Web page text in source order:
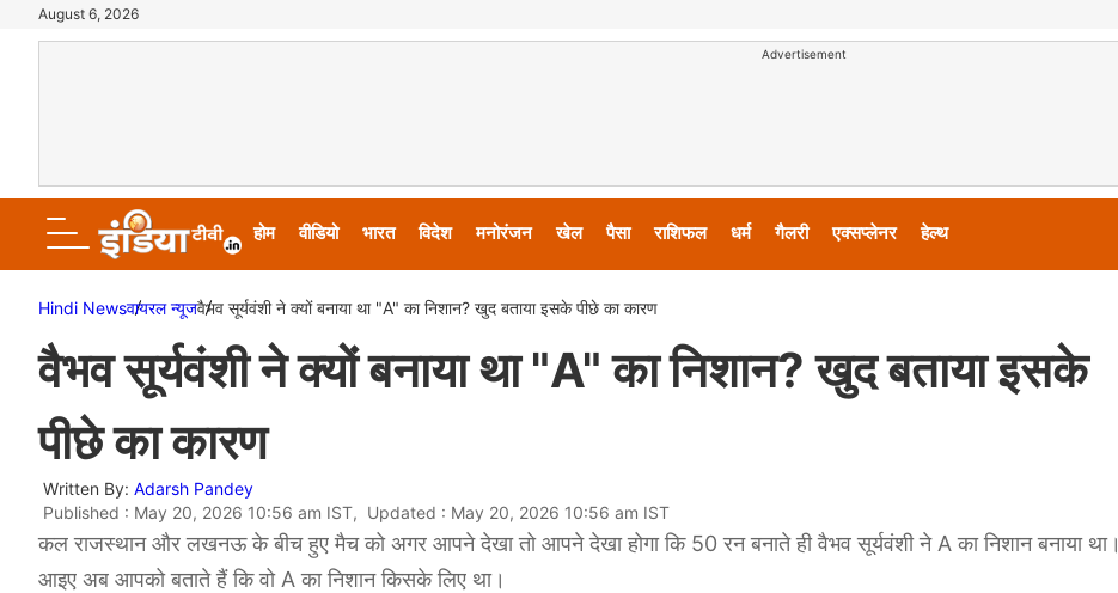
August 6, 2026
Advertisement
होम वीडियो भारत विदेश मनोरंजन खेल पैसा राशिफल धर्म गैलरी एक्सप्लेनर हेल्थ
Hindi Newsवायरल न्‍यूजवैभव सूर्यवंशी ने क्यों बनाया था "A" का निशान? खुद बताया इसके पीछे का कारण
वैभव सूर्यवंशी ने क्यों बनाया था "A" का निशान? खुद बताया इसके
पीछे का कारण
Written By: Adarsh Pandey
Published : May 20, 2026 10:56 am IST, Updated : May 20, 2026 10:56 am IST
कल राजस्थान और लखनऊ के बीच हुए मैच को अगर आपने देखा तो आपने देखा होगा कि 50 रन बनाते ही वैभव सूर्यवंशी ने A का निशान बनाया था।
आइए अब आपको बताते हैं कि वो A का निशान किसके लिए था।